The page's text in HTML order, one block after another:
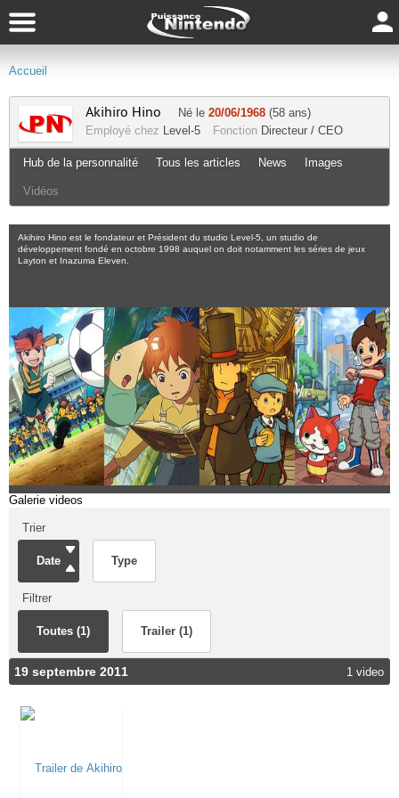
Accueil
Akihiro Hino Né le 20/06/1968 (58 ans)
Employé chez Level-5 Fonction Directeur / CEO
Hub de la personnalité Tous les articles News Images
Vidéos
Akihiro Hino est le fondateur et Président du studio Level-5, un studio de
développement fondé en octobre 1998 auquel on doit notamment les séries de jeux
Layton et Inazuma Eleven.
Galerie videos
Trier
Date Type
Filtrer
Toutes (1) Trailer (1)
19 septembre 2011 1 video